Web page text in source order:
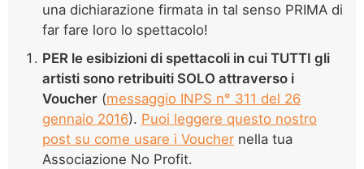
una dichiarazione firmata in tal senso PRIMA di
far fare loro lo spettacolo!
PER le esibizioni di spettacoli in cui TUTTI gli
artisti sono retribuiti SOLO attraverso i
Voucher (messaggio INPS n° 311 del 26
gennaio 2016). Puoi leggere questo nostro
post su come usare i Voucher nella tua
Associazione No Profit.